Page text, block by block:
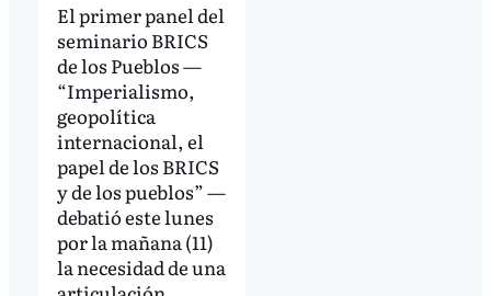
El primer panel del
seminario BRICS
de los Pueblos —
“Imperialismo,
geopolítica
internacional, el
papel de los BRICS
y de los pueblos” —
debatió este lunes
por la mañana (11)
la necesidad de una